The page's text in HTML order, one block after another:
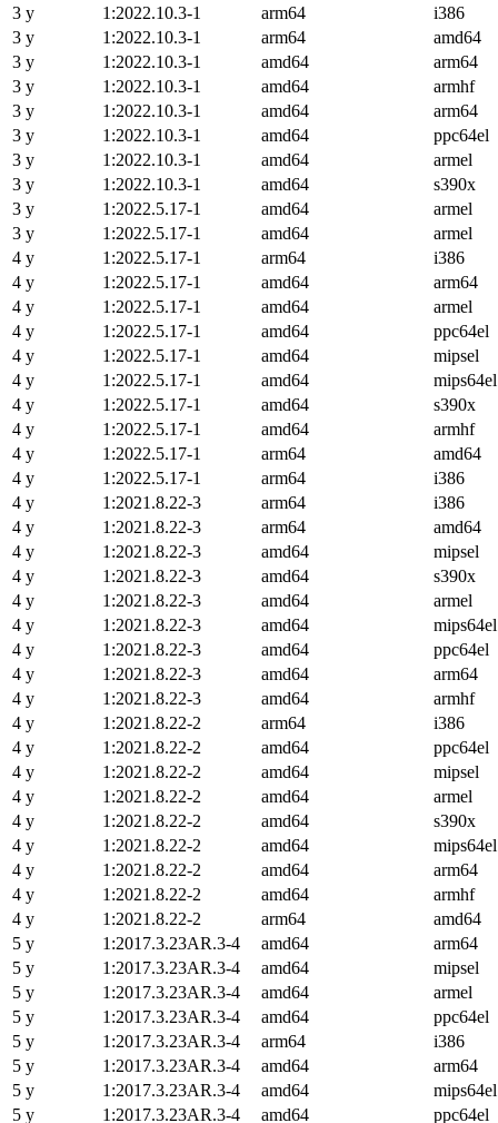
3 y
1:2022.10.3-1 arm64
i386
3 y
1:2022.10.3-1 arm64
amd64
3 y
1:2022.10.3-1 amd64
arm64
3 y
1:2022.10.3-1 amd64
armhf
3 y
1:2022.10.3-1 amd64
arm64
3 y
1:2022.10.3-1 amd64
ppc64el
3 y
1:2022.10.3-1 amd64
armel
3 y
1:2022.10.3-1 amd64
s390x
3 y
1:2022.5.17-1 amd64
armel
3 y
1:2022.5.17-1 amd64
armel
4 y
1:2022.5.17-1 arm64
i386
4 y
1:2022.5.17-1 amd64
arm64
4 y
1:2022.5.17-1 amd64
armel
4 y
1:2022.5.17-1 amd64
ppc64el
4 y
1:2022.5.17-1 amd64
mipsel
4 y
1:2022.5.17-1 amd64
mips64el
4 y
1:2022.5.17-1 amd64
s390x
4 y
1:2022.5.17-1 amd64
armhf
4 y
1:2022.5.17-1 arm64
amd64
4 y
1:2022.5.17-1 arm64
i386
4 y
1:2021.8.22-3 arm64
i386
4 y
1:2021.8.22-3 arm64
amd64
4 y
1:2021.8.22-3 amd64
mipsel
4 y
1:2021.8.22-3 amd64
s390x
4 y
1:2021.8.22-3 amd64
armel
4 y
1:2021.8.22-3 amd64
mips64el
4 y
1:2021.8.22-3 amd64
ppc64el
4 y
1:2021.8.22-3 amd64
arm64
4 y
1:2021.8.22-3 amd64
armhf
4 y
1:2021.8.22-2 arm64
i386
4 y
1:2021.8.22-2 amd64
ppc64el
4 y
1:2021.8.22-2 amd64
mipsel
4 y
1:2021.8.22-2 amd64
armel
4 y
1:2021.8.22-2 amd64
s390x
4 y
1:2021.8.22-2 amd64
mips64el
4 y
1:2021.8.22-2 amd64
arm64
4 y
1:2021.8.22-2 amd64
armhf
4 y
1:2021.8.22-2 arm64
amd64
5 y
1:2017.3.23AR.3-4 amd64
arm64
5 y
1:2017.3.23AR.3-4 amd64
mipsel
5 y
1:2017.3.23AR.3-4 amd64
armel
5 y
1:2017.3.23AR.3-4 amd64
ppc64el
5 y
1:2017.3.23AR.3-4 arm64
i386
5 y
1:2017.3.23AR.3-4 amd64
arm64
5 y
1:2017.3.23AR.3-4 amd64
mips64el
5 y
1:2017.3.23AR.3-4 amd64 ppc64el